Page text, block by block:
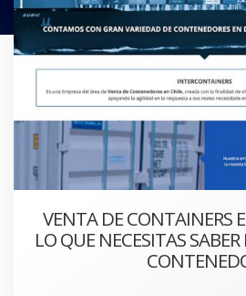
VENTA DE CONTAINERS
LO QUE NECESITAS